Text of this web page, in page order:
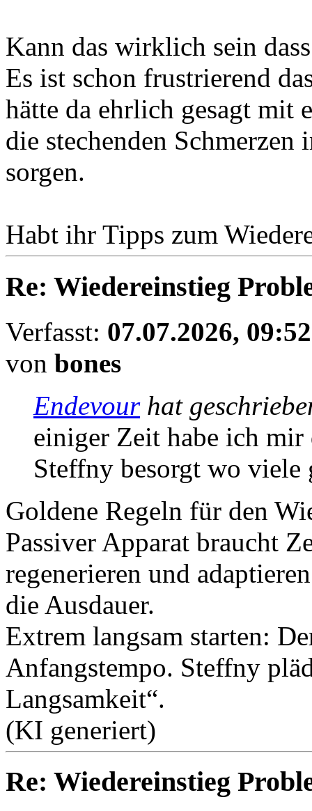
Kann das wirklich sein
Es ist schon frustrierend
hätte da ehrlich gesagt mit
die stechenden
sorgen.
Habt ihr Tipps zum
Re: Wiedereinstieg
Verfasst: 07.07.2026, 09:52
von bones
Endevourhat
einiger Zeit habe ich
Steffny besorgt wo viele
Goldene Regeln für den
Passiver Apparat braucht
regenerieren und
die Ausdauer.
Extrem langsam starten:
Anfangstempo. Steffny
Langsamkeit“.
(KI generiert)
Re: Wiedereinstieg